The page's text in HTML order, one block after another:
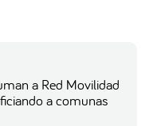
a Red Movilidad
a comunas